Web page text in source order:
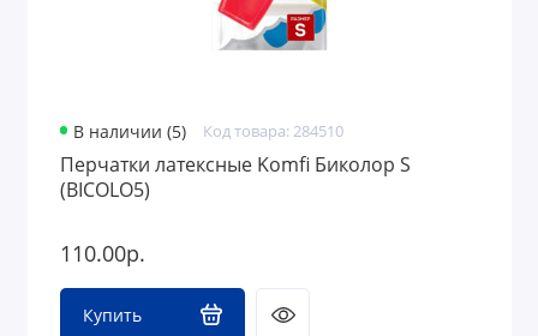
В наличии (5) Код товара: 284510
Перчатки латексные Komfi Биколор S
(BICOLO5)
110.00р.
Купить